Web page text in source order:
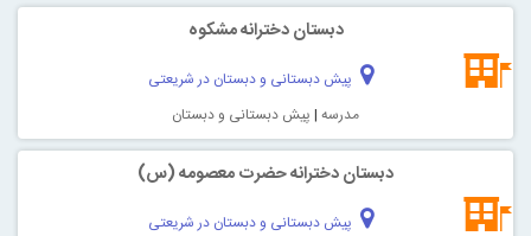
دبستان دخترانه مشکوه
پیش دبستانی و دبستان در شریعتی
مدرسه | پیش دبستانی و دبستان
دبستان دخترانه حضرت معصومه (س)
پیش دبستانی و دبستان در شریعتی